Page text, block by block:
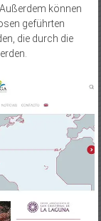
können
geführten
die durch die